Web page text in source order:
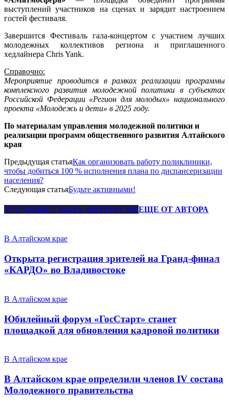
выступлений участников на сценах и зарядит настроением
гостей фестиваля.
Завершится Фестиваль гала-концертом с участием лучших
молодежных коллективов региона и приглашенного
хедлайнера Chris Yank.
Справочно:
Мероприятие проводится в рамках реализации программы
комплексного развития молодежной политики в субъектах
Российской Федерации «Регион для молодых» национального
проекта «Молодежь и дети» в 2025 году.
По материалам управления молодежной политики и
реализации программ общественного развития Алтайского
края
Предыдущая статьяКак организовать работу поликлиники,
чтобы добиться 100 % исполнения плана по диспансеризации
населения?
Следующая статьяБудьте активными!
ЭТО МОЖЕТ БЫТЬ ИНТЕРЕСНОЕЩЕ ОТ АВТОРА
В Алтайском крае
Открыта регистрация зрителей на Гранд-финал
«КАРДО» во Владивостоке
В Алтайском крае
Юбилейный форум «ГосСтарт» станет
площадкой для обновления кадровой политики
В Алтайском крае
В Алтайском крае определили членов IV состава
Молодежного правительства